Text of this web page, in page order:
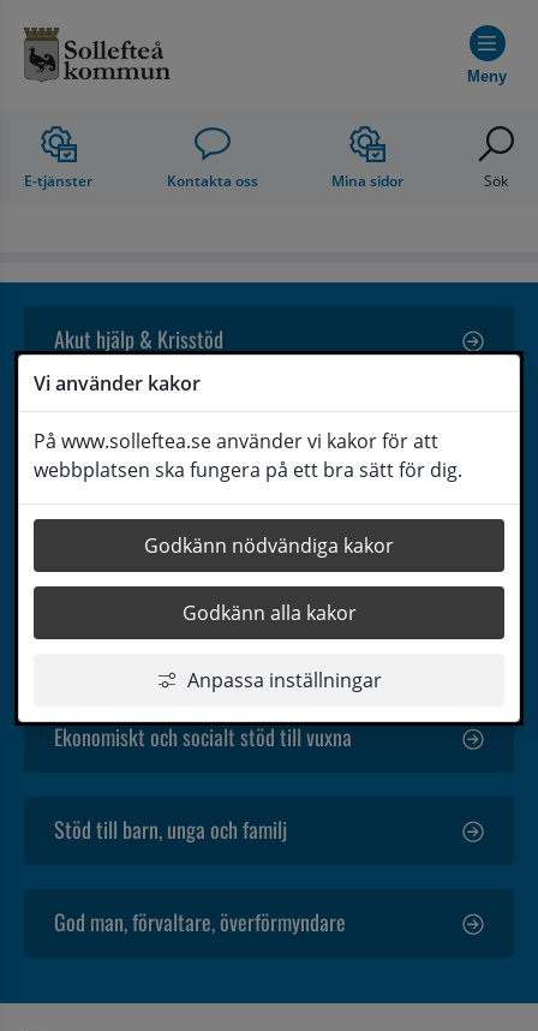
Vi använder kakor
På www.solleftea.se använder vi kakor för att
webbplatsen ska fungera på ett bra sätt för dig.
Godkänn nödvändiga kakor
Godkänn alla kakor
Anpassa inställningar
Meny
E-tjänster Kontakta oss Mina sidor Sök
Akut hjälp & Krisstöd
Stöd till äldre
Stöd inom hälso- och sjukvård
Stöd vid funktionsnedsättning eller psykisk
ohälsa
Ekonomiskt och socialt stöd till vuxna
Stöd till barn, unga och familj
God man, förvaltare, överförmyndare